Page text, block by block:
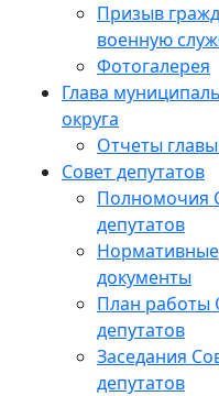
Призыв
военную
Фотогалерея
Глава
округа
Отчеты
Совет депутатов
Полномочия
депутатов
Нормативные
документы
План работы
депутатов
Заседания
депутатов